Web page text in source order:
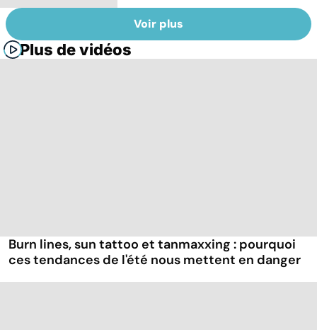
Voir plus
Plus de vidéos
Burn lines, sun tattoo et tanmaxxing : pourquoi
ces tendances de l'été nous mettent en danger